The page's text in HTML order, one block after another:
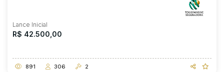
Lance Inicial
R$ 42.500,00
891 306 2